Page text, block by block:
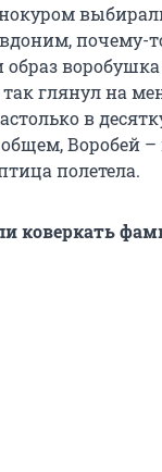
почему-
глянул на
в
Воробей –
полетела.
коверкать